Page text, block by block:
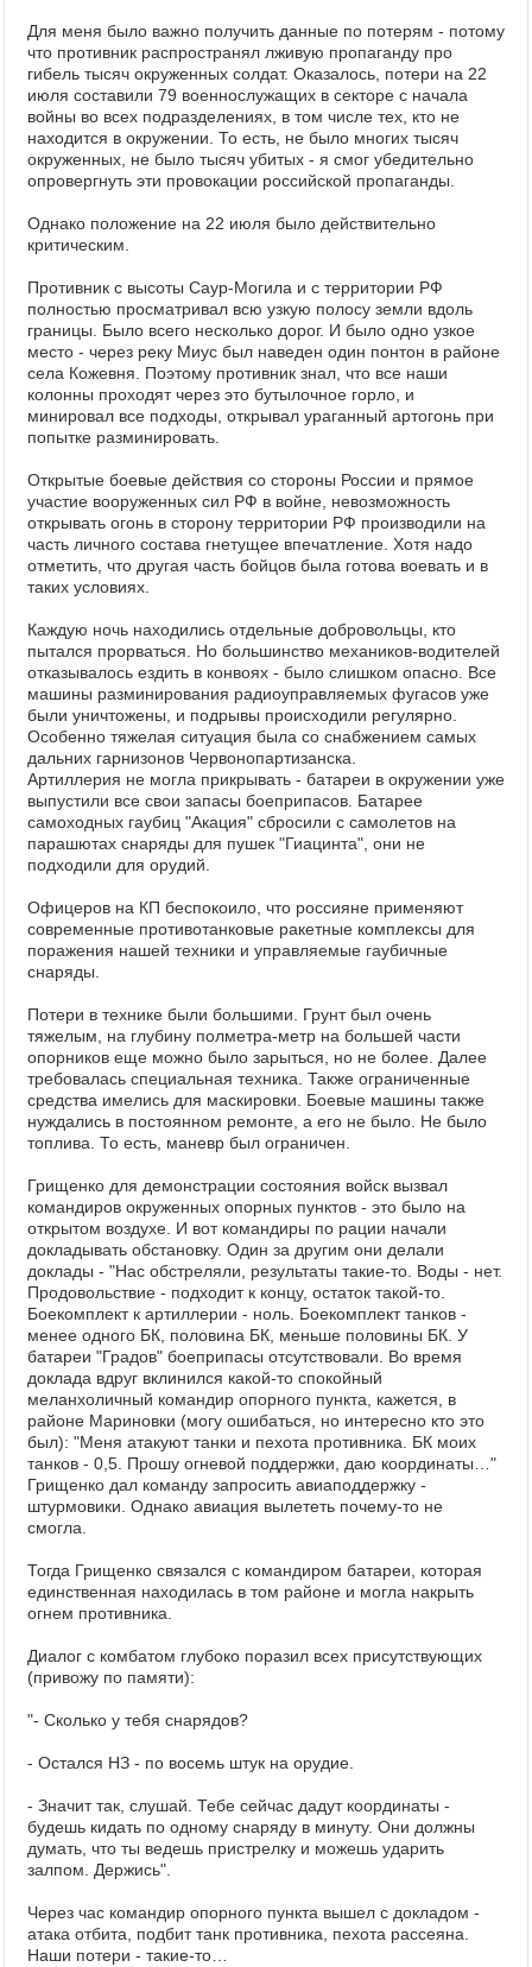
Для меня было важно получить данные по потерям - потому
что противник распространял лживую пропаганду про
гибель тысяч окруженных солдат. Оказалось, потери на 22
июля составили 79 военнослужащих в секторе с начала
войны во всех подразделениях, в том числе тех, кто не
находится в окружении. То есть, не было многих тысяч
окруженных, не было тысяч убитых - я смог убедительно
опровергнуть эти провокации российской пропаганды.
Однако положение на 22 июля было действительно
критическим.
Противник с высоты Саур-Могила и с территории РФ
полностью просматривал всю узкую полосу земли вдоль
границы. Было всего несколько дорог. И было одно узкое
место - через реку Миус был наведен один понтон в районе
села Кожевня. Поэтому противник знал, что все наши
колонны проходят через это бутылочное горло, и
минировал все подходы, открывал ураганный артогонь при
попытке разминировать.
Открытые боевые действия со стороны России и прямое
участие вооруженных сил РФ в войне, невозможность
открывать огонь в сторону территории РФ производили на
часть личного состава гнетущее впечатление. Хотя надо
отметить, что другая часть бойцов была готова воевать и в
таких условиях.
Каждую ночь находились отдельные добровольцы, кто
пытался прорваться. Но большинство механиков-водителей
отказывалось ездить в конвоях - было слишком опасно. Все
машины разминирования радиоуправляемых фугасов уже
были уничтожены, и подрывы происходили регулярно.
Особенно тяжелая ситуация была со снабжением самых
дальних гарнизонов Червонопартизанска.
Артиллерия не могла прикрывать - батареи в окружении уже
выпустили все свои запасы боеприпасов. Батарее
самоходных гаубиц "Акация" сбросили с самолетов на
парашютах снаряды для пушек "Гиацинта", они не
подходили для орудий.
Офицеров на КП беспокоило, что россияне применяют
современные противотанковые ракетные комплексы для
поражения нашей техники и управляемые гаубичные
снаряды.
Потери в технике были большими. Грунт был очень
тяжелым, на глубину полметра-метр на большей части
опорников еще можно было зарыться, но не более. Далее
требовалась специальная техника. Также ограниченные
средства имелись для маскировки. Боевые машины также
нуждались в постоянном ремонте, а его не было. Не было
топлива. То есть, маневр был ограничен.
Грищенко для демонстрации состояния войск вызвал
командиров окруженных опорных пунктов - это было на
открытом воздухе. И вот командиры по рации начали
докладывать обстановку. Один за другим они делали
доклады - "Нас обстреляли, результаты такие-то. Воды - нет.
Продовольствие - подходит к концу, остаток такой-то.
Боекомплект к артиллерии - ноль. Боекомплект танков -
менее одного БК, половина БК, меньше половины БК. У
батареи "Градов" боеприпасы отсутствовали. Во время
доклада вдруг вклинился какой-то спокойный
меланхоличный командир опорного пункта, кажется, в
районе Мариновки (могу ошибаться, но интересно кто это
был): "Меня атакуют танки и пехота противника. БК моих
танков - 0,5. Прошу огневой поддержки, даю координаты…"
Грищенко дал команду запросить авиаподдержку -
штурмовики. Однако авиация вылететь почему-то не
смогла.
Тогда Грищенко связался с командиром батареи, которая
единственная находилась в том районе и могла накрыть
огнем противника.
Диалог с комбатом глубоко поразил всех присутствующих
(привожу по памяти):
"- Сколько у тебя снарядов?
- Остался НЗ - по восемь штук на орудие.
- Значит так, слушай. Тебе сейчас дадут координаты -
будешь кидать по одному снаряду в минуту. Они должны
думать, что ты ведешь пристрелку и можешь ударить
залпом. Держись".
Через час командир опорного пункта вышел с докладом -
атака отбита, подбит танк противника, пехота рассеяна.
Наши потери - такие-то…